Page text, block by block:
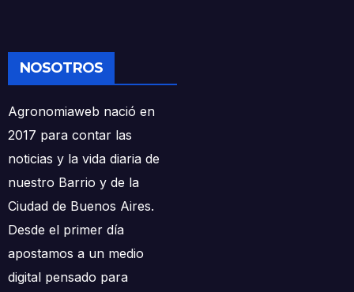
NOSOTROS
Agronomiaweb nació en
2017 para contar las
noticias y la vida diaria de
nuestro Barrio y de la
Ciudad de Buenos Aires.
Desde el primer día
apostamos a un medio
digital pensado para